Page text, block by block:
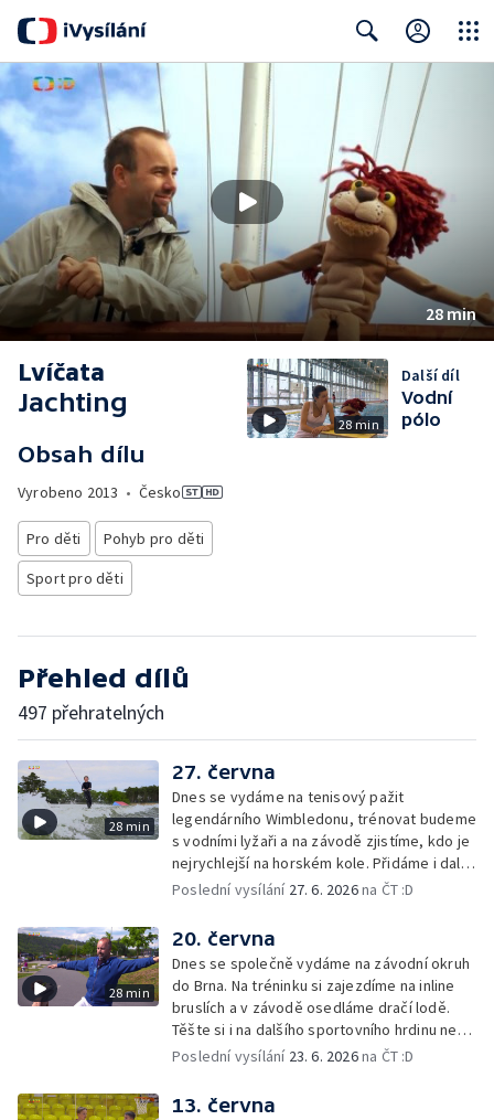
Search
28 min
Lvíčata
Jachting
Obsah dílu
Vyrobeno 2013 • Česko
Pro děti
Pohyb pro děti
Sport pro děti
28 min
Další díl
Vodní
pólo
Přehled dílů
497 přehratelných
28 min
27. června
Dnes se vydáme na tenisový pažit
legendárního Wimbledonu, trénovat budeme
s vodními lyžaři a na závodě zjistíme, kdo je
nejrychlejší na horském kole. Přidáme i další
sportovní hrdiny nebo soutěž o cenu Lvíčat.
Poslední vysílání 27. 6. 2026na ČT :D
28 min
20. června
Dnes se společně vydáme na závodní okruh
do Brna. Na tréninku si zajezdíme na inline
bruslích a v závodě osedláme dračí lodě.
Těšte si i na dalšího sportovního hrdinu nebo
mladého šampiona.
Poslední vysílání 23. 6. 2026na ČT :D
13. června